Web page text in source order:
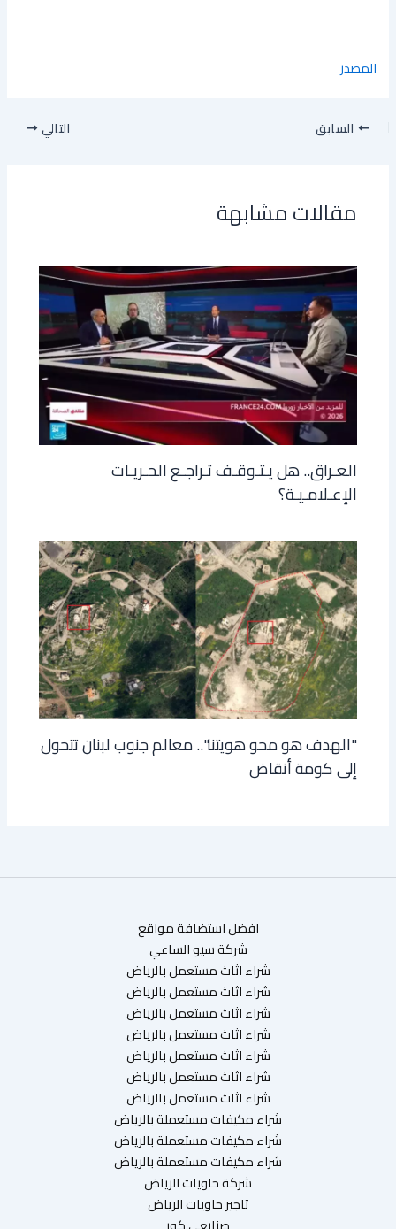
المصدر
السابق التالي
مقالات مشابهة
العـراق.. هل يـتـوقـف تـراجـع الحـريـات
الإعـلامـيـة؟
"الهدف هو محو هويتنا".. معالم جنوب لبنان تتحول
إلى كومة أنقاض
افضل استضافة مواقع
شركة سيو الساعي
شراء اثاث مستعمل بالرياض
شراء اثاث مستعمل بالرياض
شراء اثاث مستعمل بالرياض
شراء اثاث مستعمل بالرياض
شراء اثاث مستعمل بالرياض
شراء اثاث مستعمل بالرياض
شراء اثاث مستعمل بالرياض
شراء مكيفات مستعملة بالرياض
شراء مكيفات مستعملة بالرياض
شراء مكيفات مستعملة بالرياض
شركة حاويات الرياض
تاجير حاويات الرياض